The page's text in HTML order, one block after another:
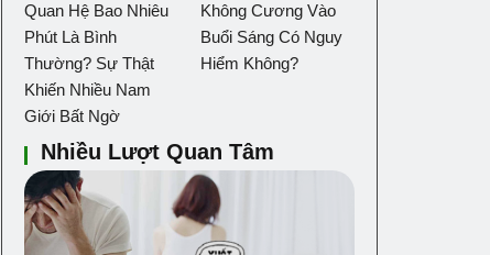
Quan Hệ Bao Nhiêu
Phút Là Bình
Thường? Sự Thật
Khiến Nhiều Nam
Giới Bất Ngờ
Không Cương Vào
Buổi Sáng Có Nguy
Hiểm Không?
Nhiều Lượt Quan Tâm